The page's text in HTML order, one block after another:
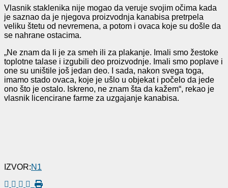
Vlasnik staklenika nije mogao da veruje svojim očima kada
je saznao da je njegova proizvodnja kanabisa pretrpela
veliku štetu od nevremena, a potom i ovaca koje su došle da
se nahrane ostacima.
„Ne znam da li je za smeh ili za plakanje. Imali smo žestoke
toplotne talase i izgubili deo proizvodnje. Imali smo poplave i
one su uništile još jedan deo. I sada, nakon svega toga,
imamo stado ovaca, koje je ušlo u objekat i počelo da jede
ono što je ostalo. Iskreno, ne znam šta da kažem“, rekao je
vlasnik licencirane farme za uzgajanje kanabisa.
IZVOR:N1